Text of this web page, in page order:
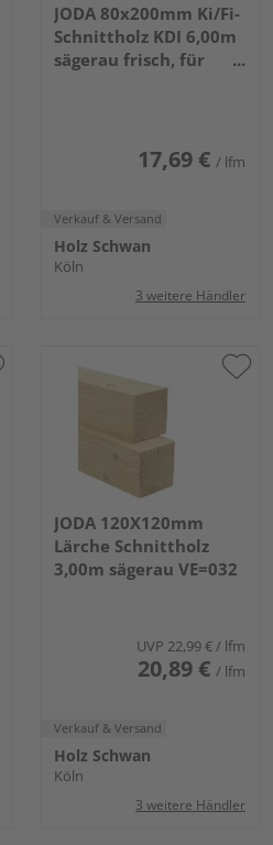
JODA 80x200mm Ki/Fi-
Schnittholz KDI 6,00m
sägerau frisch, für
17,69 € / lfm
Verkauf & Versand
Holz Schwan
Köln
3 weitere Händler
JODA 120X120mm
Lärche Schnittholz
3,00m sägerau VE=032
UVP 22,99 €/ lfm
20,89 € / lfm
Verkauf & Versand
Holz Schwan
Köln
3 weitere Händler